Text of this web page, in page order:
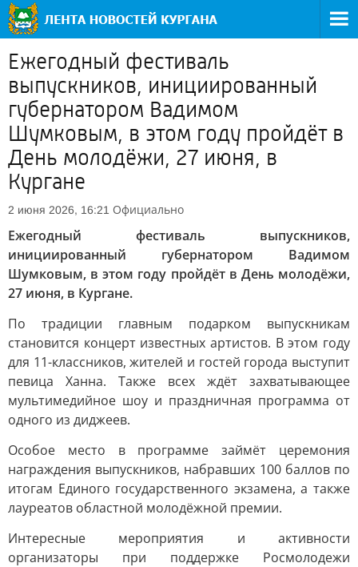
Ежегодный фестиваль
выпускников, инициированный
губернатором Вадимом
Шумковым, в этом году пройдёт в
День молодёжи, 27 июня, в
Кургане
2 июня 2026, 16:21 Официально
Ежегодный фестиваль выпускников,
инициированный губернатором Вадимом
Шумковым, в этом году пройдёт в День молодёжи,
27 июня, в Кургане.
По традиции главным подарком выпускникам
становится концерт известных артистов. В этом году
для 11-классников, жителей и гостей города выступит
певица Ханна. Также всех ждёт захватывающее
мультимедийное шоу и праздничная программа от
одного из диджеев.
Особое место в программе займёт церемония
награждения выпускников, набравших 100 баллов по
итогам Единого государственного экзамена, а также
лауреатов областной молодёжной премии.
Интересные мероприятия и активности
организаторы при поддержке Росмолодежи